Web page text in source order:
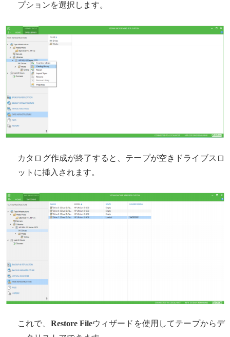
プションを選択します。
カタログ作成が終了すると、テープが空きドライブスロ
ットに挿入されます。
これで、 Restore Fileウィザードを使用してテープからデ